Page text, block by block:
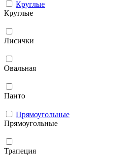
Круглые
Круглые
Лисички
Овальная
Панто
Прямоугольные
Прямоугольные
Трапеция